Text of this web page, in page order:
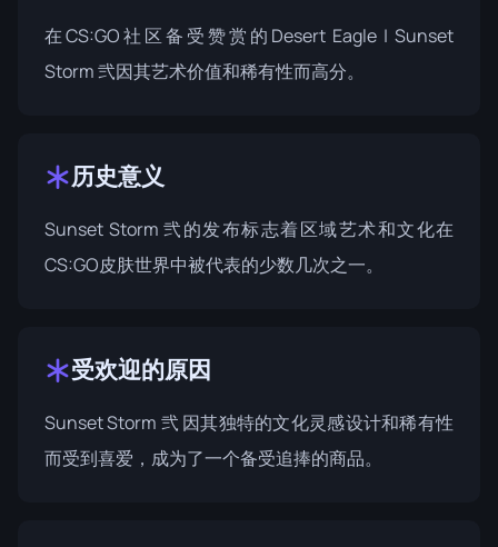
在CS:GO社区备受赞赏的Desert Eagle | Sunset
Storm 弐因其艺术价值和稀有性而高分。
历史意义
Sunset Storm 弐的发布标志着区域艺术和文化在
CS:GO皮肤世界中被代表的少数几次之一。
受欢迎的原因
Sunset Storm 弐 因其独特的文化灵感设计和稀有性
而受到喜爱，成为了一个备受追捧的商品。